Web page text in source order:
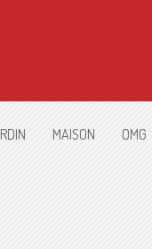
MAISON OMG